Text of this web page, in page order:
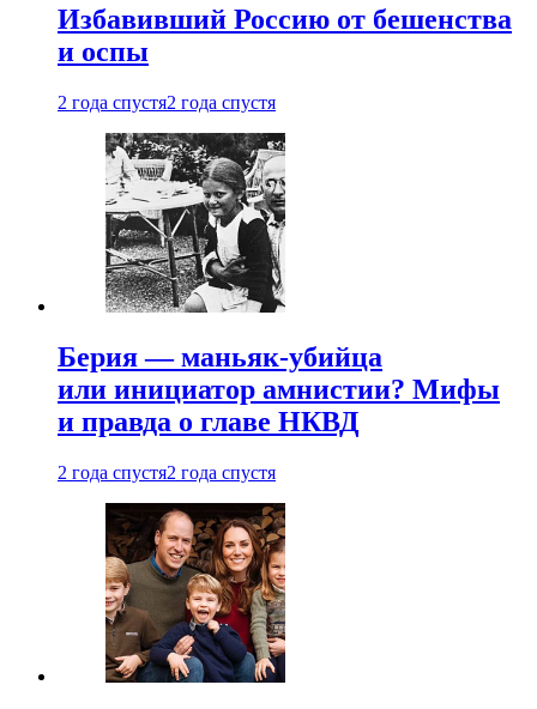
Избавивший Россию от бешенства
и оспы
2 года спустя2 года спустя
Берия — маньяк-убийца
или инициатор амнистии? Мифы
и правда о главе НКВД
2 года спустя2 года спустя